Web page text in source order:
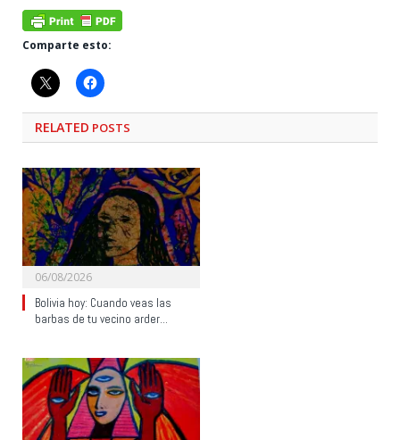
Comparte esto:
RELATED POSTS
06/08/2026
Bolivia hoy: Cuando veas las
barbas de tu vecino arder…